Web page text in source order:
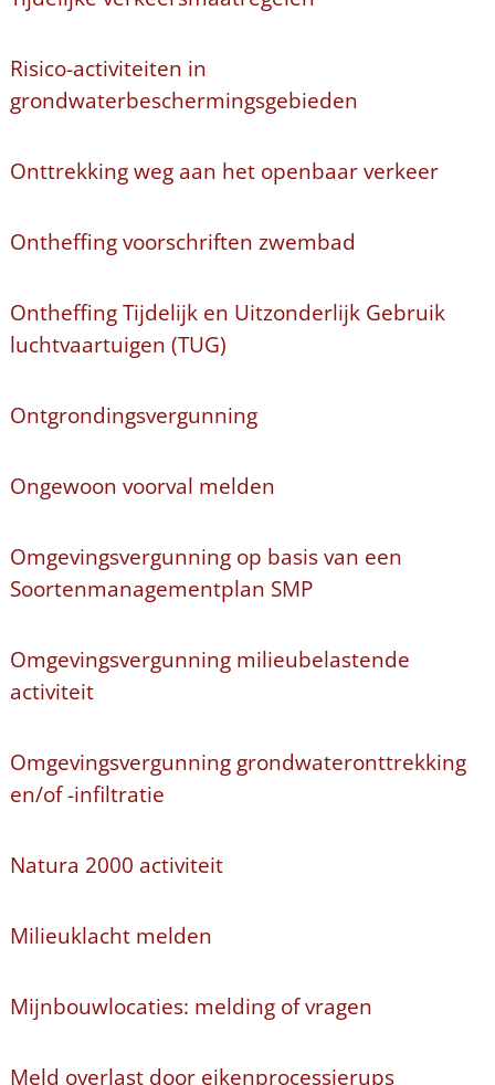
Risico-activiteiten in
grondwaterbeschermingsgebieden
Onttrekking weg aan het openbaar verkeer
Ontheffing voorschriften zwembad
Ontheffing Tijdelijk en Uitzonderlijk Gebruik
luchtvaartuigen (TUG)
Ontgrondingsvergunning
Ongewoon voorval melden
Omgevingsvergunning op basis van een
Soortenmanagementplan SMP
Omgevingsvergunning milieubelastende
activiteit
Omgevingsvergunning grondwateronttrekking
en/of -infiltratie
Natura 2000 activiteit
Milieuklacht melden
Mijnbouwlocaties: melding of vragen
Meld overlast door eikenprocessierups